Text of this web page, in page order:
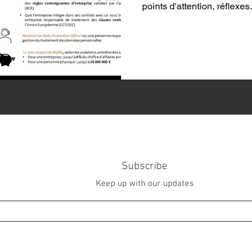
points d'attention, réflexes.
Subscribe
Keep up with our updates